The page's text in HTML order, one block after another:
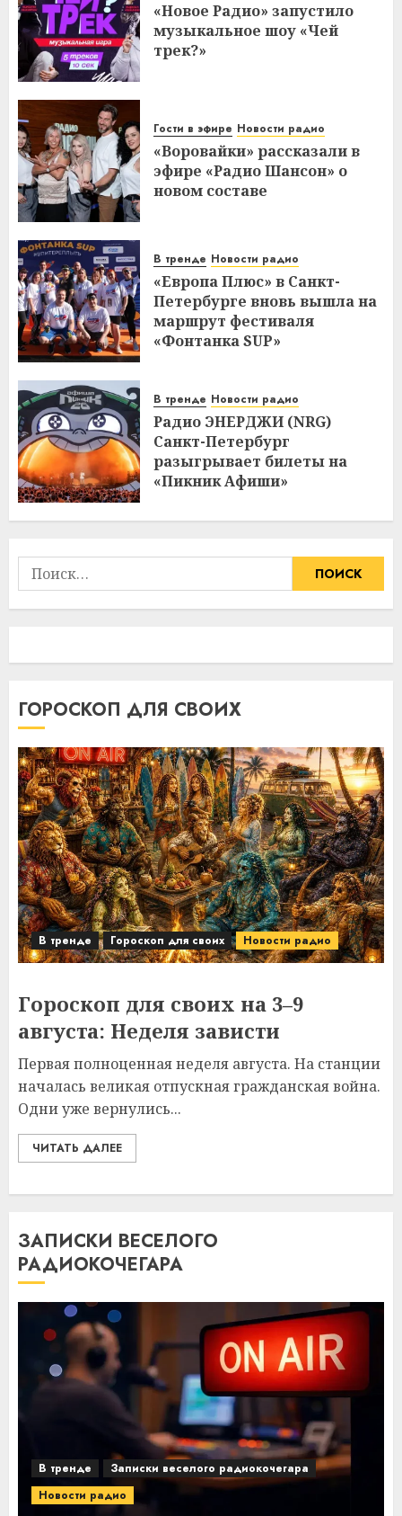
«Новое Радио» запустило
музыкальное шоу «Чей
трек?»
Гости в эфире Новости радио
«Воровайки» рассказали в
эфире «Радио Шансон» о
новом составе
В тренде Новости радио
«Европа Плюс» в Санкт-
Петербурге вновь вышла на
маршрут фестиваля
«Фонтанка SUP»
В тренде Новости радио
Радио ЭНЕРДЖИ (NRG)
Санкт-Петербург
разыгрывает билеты на
«Пикник Афиши»
Найти:
ГОРОСКОП ДЛЯ СВОИХ
В тренде Гороскоп для своих Новости радио
Гороскоп для своих на 3–9
августа: Неделя зависти
Первая полноценная неделя августа. На станции
началась великая отпускная гражданская война.
Одни уже вернулись...
ЧИТАТЬ ДАЛЕЕ
ЗАПИСКИ ВЕСЕЛОГО
РАДИОКОЧЕГАРА
В тренде
Записки веселого радиокочегара
Новости радио